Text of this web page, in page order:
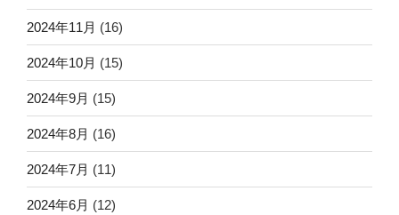
2024年11月 (16)
2024年10月 (15)
2024年9月 (15)
2024年8月 (16)
2024年7月 (11)
2024年6月 (12)